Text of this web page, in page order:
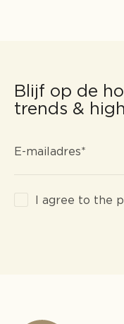
Blijf op de
trends &
mailadres
E-mailadres*
I agree to the